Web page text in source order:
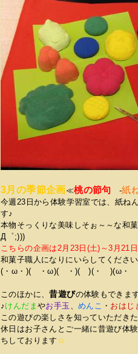
3月の季節企画≪桃の節句 -紙
今週23日から体験学習室では、紙ね
す♪
本物そっくりな美味しそぉ～～な和
Д゜;)))
こちらの企画は2月23日(土)～3月21
和菓子職人になりにいらしてください
(・ω・)( ・ω)( ・)( )(・ )(ω・ )(
このほかに、昔遊びの体験もできま
♪けんだま やお手玉 、 めんこ ・ おはじ
この遊びの楽しさを知っていただきた
休日はお子さんとご一緒に昔遊び体
ちしております ☆